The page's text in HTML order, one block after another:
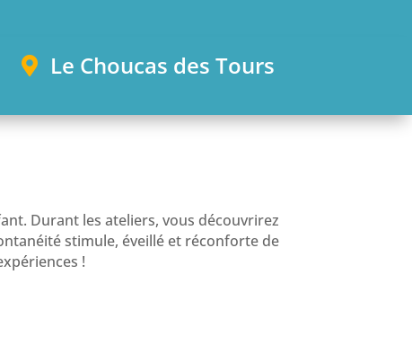
Le Choucas des Tours
Durant les ateliers, vous découvrirez
stimule, éveillé et réconforte de
!